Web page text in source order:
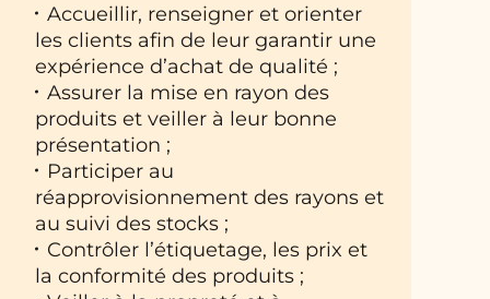
Accueillir, renseigner et orienter
les clients afin de leur garantir une
expérience d’achat de qualité ;
Assurer la mise en rayon des
produits et veiller à leur bonne
présentation ;
Participer au
réapprovisionnement des rayons et
au suivi des stocks ;
Contrôler l’étiquetage, les prix et
la conformité des produits ;